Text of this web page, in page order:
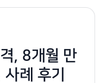
, 8개월 만
례 후기